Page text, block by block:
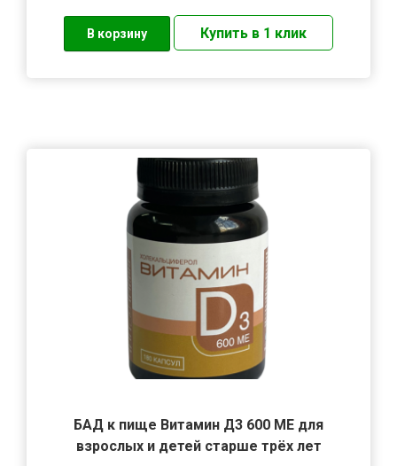
БАД к пище Витамин Д3 600 МЕ для
взрослых и детей старше трёх лет